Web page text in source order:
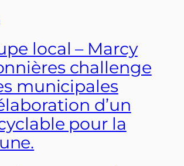
local – Marcy
challenge
municipales
d’un
pour la